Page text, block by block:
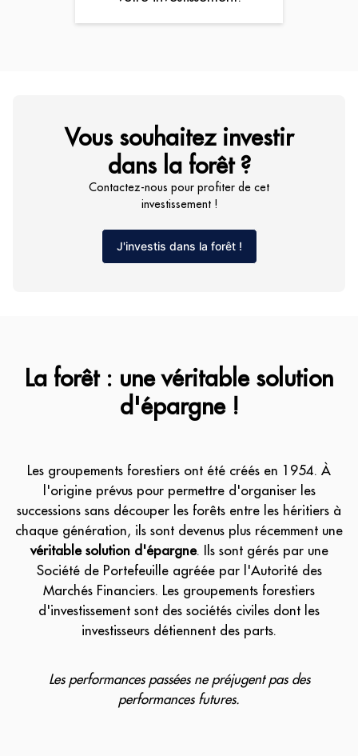
Vous souhaitez investir
dans la forêt ?
Contactez-nous pour profiter de cet
investissement !
J'investis dans la forêt !
La forêt : une véritable solution
d'épargne !
Les groupements forestiers ont été créés en 1954. À
l'origine prévus pour permettre d'organiser les
successions sans découper les forêts entre les héritiers à
chaque génération, ils sont devenus plus récemment une
véritable solution d'épargne. Ils sont gérés par une
Société de Portefeuille agréée par l'Autorité des
Marchés Financiers. Les groupements forestiers
d'investissement sont des sociétés civiles dont les
investisseurs détiennent des parts.
Les performances passées ne préjugent pas des
performances futures.